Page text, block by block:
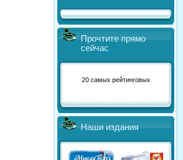
Прочтите прямо
сейчас
20 самых рейтинговых
Наши издания